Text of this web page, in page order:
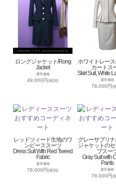
ロングジャケット/Rong
Jacket
通常価格
49,000円(税別)
ホワイトレー
カートス
Skirt Suit, White
通常価格
78,000円(
レッドツィード生地のワ
ンピーススーツ
Dress Suit With Red Tweed
Fabric
通常価格
78,000円(税別)
グレーサブリナ
ジャケットの
プスー
Gray Suit with
Pants
通常価格
78,000円(